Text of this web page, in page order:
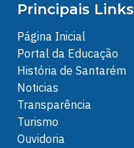
Principais Links
Página Inicial
Portal da Educação
História de Santarém
Noticias
Transparência
Turismo
Ouvidoria